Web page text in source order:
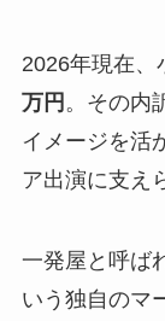
2026年現在、
万円 。その内
イメージを活
ア出演に支え
一発屋と呼ば
いう独自のマ